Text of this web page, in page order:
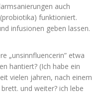
auch
funk­tio­niert.
infu­sio­nen geben las­sen.
„unsinn­fluen­ce­rin” etwa
han­tiert? (Ich habe ein
vie­len jah­ren, nach einem
und wei­ter? ich lebe